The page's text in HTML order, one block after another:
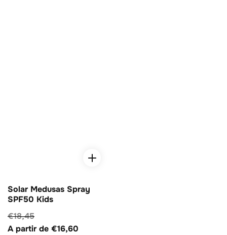
Solar Medusas Spray
SPF50 Kids
Precio
habitual
€18,45
de
A partir de €16,60